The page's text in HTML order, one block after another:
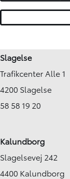
Slagelse
Trafikcenter Alle 1
4200 Slagelse
58 58 19 20
Kalundborg
Slagelsevej 242
4400 Kalundborg